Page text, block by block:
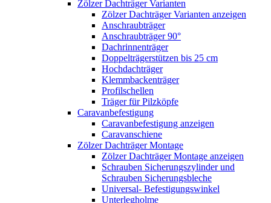
Zölzer Dachträger Varianten
Zölzer Dachträger Varianten anzeigen
Anschraubträger
Anschraubträger 90°
Dachrinnenträger
Doppelträgerstützen bis 25 cm
Hochdachträger
Klemmbackenträger
Profilschellen
Träger für Pilzköpfe
Caravanbefestigung
Caravanbefestigung anzeigen
Caravanschiene
Zölzer Dachträger Montage
Zölzer Dachträger Montage anzeigen
Schrauben Sicherungszylinder und
Schrauben Sicherungsbleche
Universal- Befestigungswinkel
Unterlegholme